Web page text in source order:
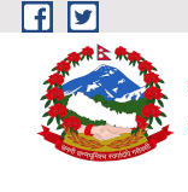
Skip to main content